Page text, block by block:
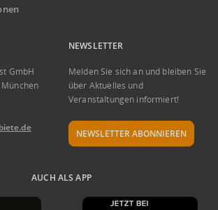
GmbH
NEWSLETTER
Melden Sie sich an und bleiben Sie
über Aktuelles und
Veranstaltungen informiert!
NEWSLETTER ABONNIEREN
AUCH ALS APP